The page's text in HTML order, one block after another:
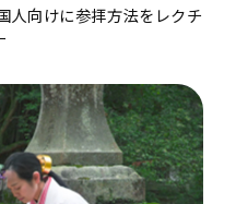
人向けに参拝方法をレクチ